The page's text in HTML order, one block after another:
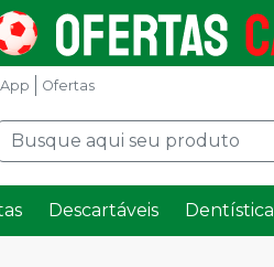
Ofertas
Descartáveis Dentística